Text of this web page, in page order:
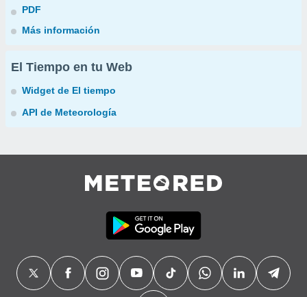
PDF
Más información
El Tiempo en tu Web
Widget de El tiempo
API de Meteorología